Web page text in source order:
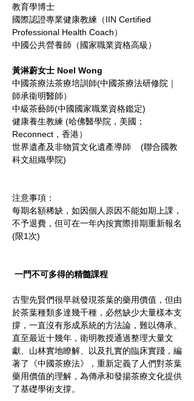
教育學博士
國際認證專業健康教練（IIN Certified
Professional Health Coach）
中國公共營養師（國家職業資格高級）
黃淋蔚女士 Noel Wong
中國茶療法茶療培訓師(中國茶療法研修院｜
師承衞明醫師）
中級茶藝師(中國國家職業資格鑑定)
健康養生教練 (哈佛醫學院，美國；
Reconnect，香港）
世界遺產及非物質文化遺產導師    (聯合國教
科文組織學院)
注意事項：
每期名額稀缺，如因個人原因不能如期上課，
不予退費，但可在一年內按實際排期重新報名
(限1次)
一門不可多得的精髓課程
古聖先賢們很早就發現茶葉的藥用價值，但由
於茶葉種類多達幾千種，必然缺少大量樣本支
撐，一直沒有形成系統的方法論，難以傳承。
直至最近十幾年，衛明教授通過整理大量文
獻、山林實地瞭解、以及扎實的臨床實踐，編
著了《中國茶療法》，重新定義了人們對茶葉
藥用價值的理解，為傳承和發揚茶療文化提供
了基礎學術支撐。